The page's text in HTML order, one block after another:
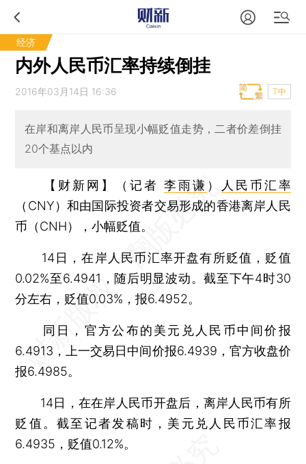
经济
内外人民币汇率持续倒挂
2016年03月14日 16:36 T中
在岸和离岸人民币呈现小幅贬值走势，二者价差倒挂
20个基点以内
【财新网】（记者 李雨谦 ）
人民币汇率
（CNY）和由国际投资者交易形成的香港离岸人民
币（CNH），小幅贬值。
14日，在岸人民币汇率开盘有所贬值，贬值
0.02%至6.4941，随后明显波动。截至下午4时30
分左右，贬值0.03%，报6.4952。
同日，官方公布的美元兑人民币中间价报
6.4913，上一交易日中间价报6.4939，官方收盘价
报6.4985。
14日，在在岸人民币开盘后，离岸人民币有所
贬值。截至记者发稿时，美元兑人民币汇率报
6.4935，贬值0.12%。